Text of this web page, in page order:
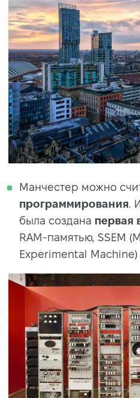
Манчестер можно
программирования.
была создана первая
RAM-памятью, SSEM
Experimental